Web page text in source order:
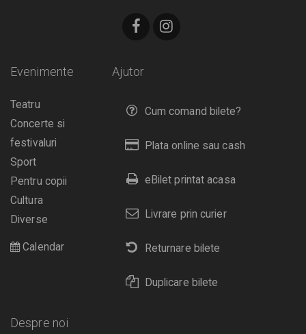
Ajutor
Cum comand bilete?
Plata online sau cash
eBilet printat acasa
Livrare prin curier
Returnare bilete
Duplicare bilete
Evenimente
Teatru
Concerte si
festivaluri
Sport
Pentru copii
Cultura
Diverse
Calendar
Despre noi